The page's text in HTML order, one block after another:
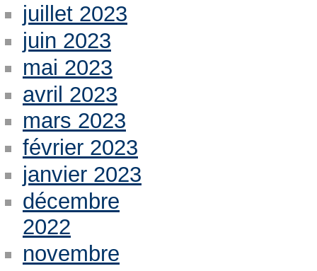
juillet 2023
juin 2023
mai 2023
avril 2023
mars 2023
février 2023
janvier 2023
décembre
2022
novembre